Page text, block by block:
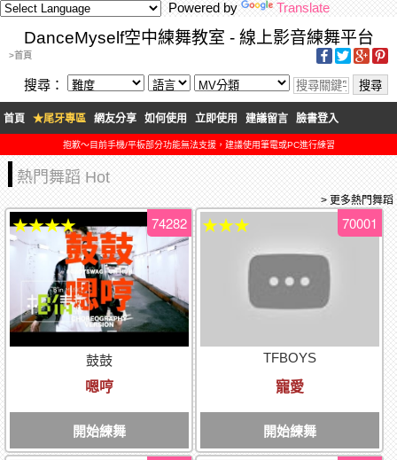
Powered by Translate
DanceMyself空中練舞教室 - 線上影音練舞平台
>首頁
搜尋：
首頁 ★尾牙專區 網友分享 如何使用 立即使用 建議留言 臉書登入
抱歉～目前手機/平板部分功能無法支援，建議使用筆電或PC進行練習
熱門舞蹈 Hot
> 更多熱門舞蹈
鼓鼓
嗯哼
開始練舞
74282
★★★★
TFBOYS
寵愛
開始練舞
70001
★★★